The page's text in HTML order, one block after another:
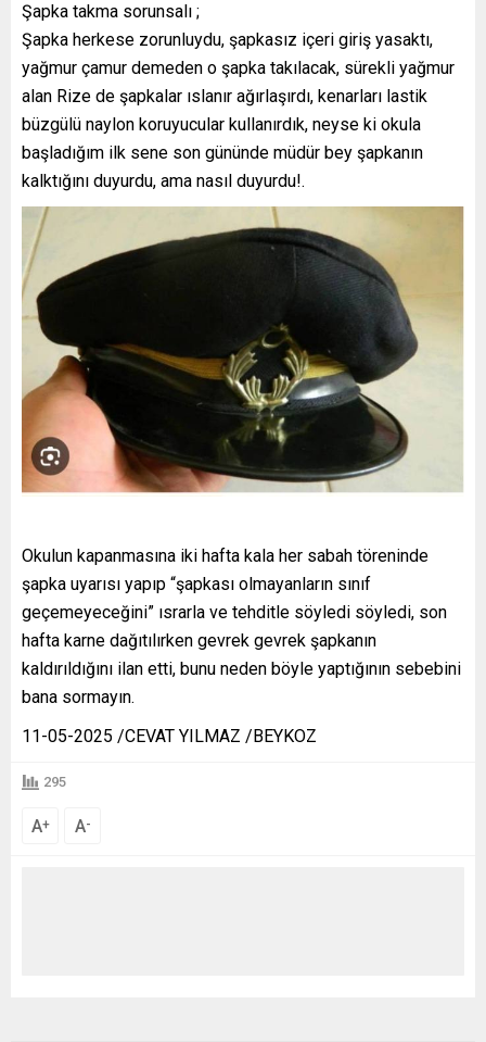
Şapka takma sorunsalı ;
Şapka herkese zorunluydu, şapkasız içeri giriş yasaktı,
yağmur çamur demeden o şapka takılacak, sürekli yağmur
alan Rize de şapkalar ıslanır ağırlaşırdı, kenarları lastik
büzgülü naylon koruyucular kullanırdık, neyse ki okula
başladığım ilk sene son gününde müdür bey şapkanın
kalktığını duyurdu, ama nasıl duyurdu!.
Okulun kapanmasına iki hafta kala her sabah töreninde
şapka uyarısı yapıp “şapkası olmayanların sınıf
geçemeyeceğini” ısrarla ve tehditle söyledi söyledi, son
hafta karne dağıtılırken gevrek gevrek şapkanın
kaldırıldığını ilan etti, bunu neden böyle yaptığının sebebini
bana sormayın.
11-05-2025 /CEVAT YILMAZ /BEYKOZ
295
A+ A-